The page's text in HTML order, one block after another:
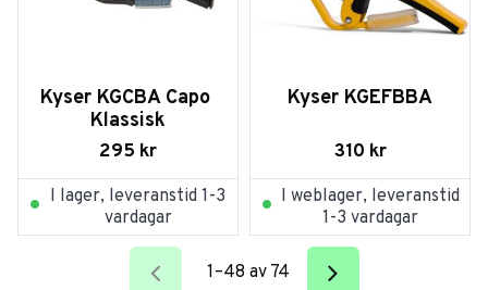
Kyser KGCBA Capo
Klassisk
295 kr
I lager, leveranstid 1-3
vardagar
Kyser KGEFBBA
310 kr
I weblager, leveranstid
1-3 vardagar
1–48 av 74